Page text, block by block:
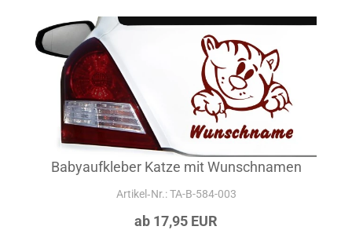
Babyaufkleber Katze mit Wunschnamen
Artikel‑Nr.: TA-B-584-003
ab 17,95 EUR